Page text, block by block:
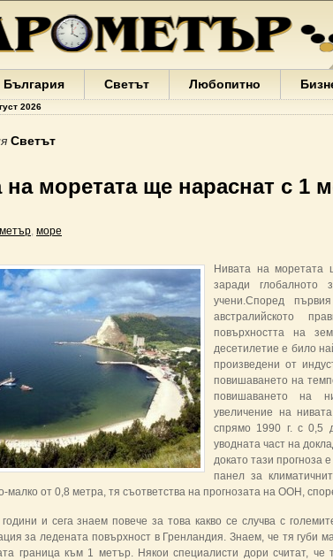
България Светът Любопитно
2026
Светът
на моретата ще нараснат с 1
метър, море
Нивата на моретата
заради глобалното
учени.Според
австралийското
повърхността на
десетилетие е било
произведени от
повишаването на
повишаването на
увеличение на
спрямо 1990 г. с
уводната част на
докато тази прогноза
панел за
малко от 0,8 метра, тя съответства на прогнозата на ООН,
и сега знаем повече за това какво се случва с
за ледената повърхност в Гренландия. Знаем, че тя губи
граница към 1 метър. Някои специалисти дори считат,